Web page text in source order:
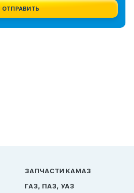
ОТПРАВИТЬ
ЗАПЧАСТИ КАМАЗ
ГАЗ, ПАЗ, УАЗ